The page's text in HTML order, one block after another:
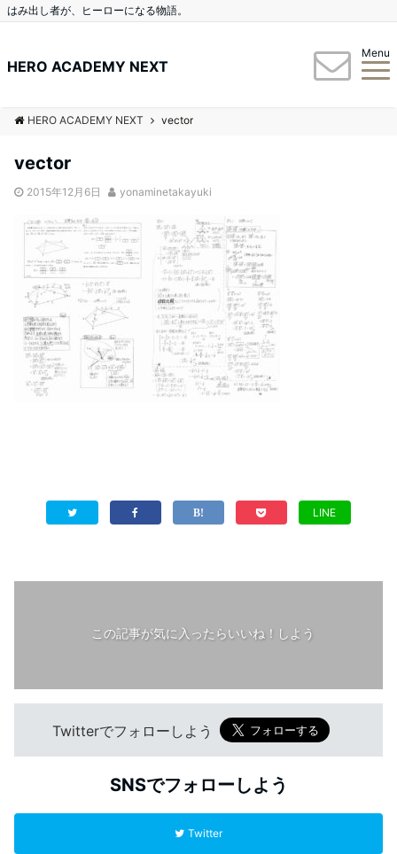
はみ出し者が、ヒーローになる物語。
HERO ACADEMY NEXT
Menu
HERO ACADEMY NEXT vector
vector
2015年12月6日 yonaminetakayuki
LINE
この記事が気に入ったらいいね！しよう
Twitterでフォローしよう
SNSでフォローしよう
Twitter